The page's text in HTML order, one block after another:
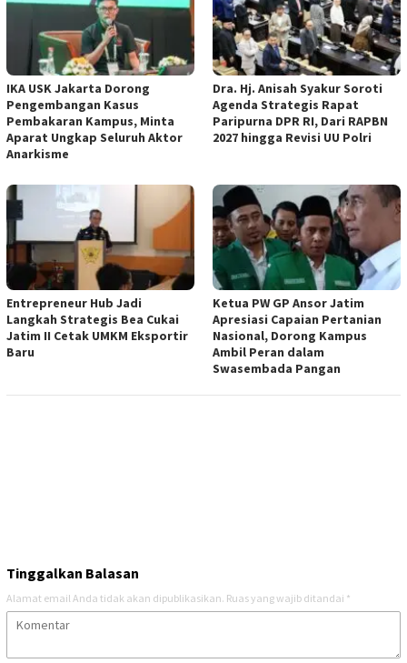
IKA USK Jakarta Dorong
Pengembangan Kasus
Pembakaran Kampus, Minta
Aparat Ungkap Seluruh Aktor
Anarkisme
Dra. Hj. Anisah Syakur Soroti
Agenda Strategis Rapat
Paripurna DPR RI, Dari RAPBN
2027 hingga Revisi UU Polri
Entrepreneur Hub Jadi
Langkah Strategis Bea Cukai
Jatim II Cetak UMKM Eksportir
Baru
Ketua PW GP Ansor Jatim
Apresiasi Capaian Pertanian
Nasional, Dorong Kampus
Ambil Peran dalam
Swasembada Pangan
Tinggalkan Balasan
Alamat email Anda tidak akan dipublikasikan. Ruas yang wajib ditandai *